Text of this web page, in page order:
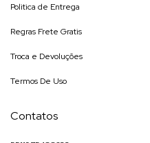
Politica de Entrega
Regras Frete Gratis
Troca e Devoluções
Termos De Uso
Contatos